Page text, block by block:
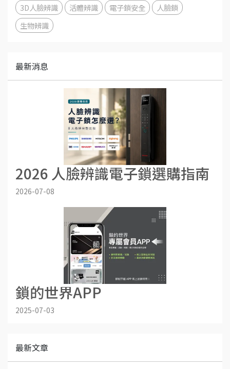
3D人臉辨識
活體辨識 電子鎖安全
人臉鎖
生物辨識
最新消息
2026 人臉辨識電子鎖選購指南
2026-07-08
鎖的世界APP
2025-07-03
最新文章